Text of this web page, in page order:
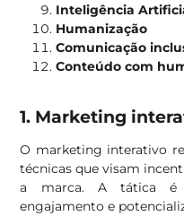
Inteligência
Humanização
Comunicação
Conteúdo com
1. Marketing
O marketing interativo
técnicas que visam
a marca. A tática é
engajamento e